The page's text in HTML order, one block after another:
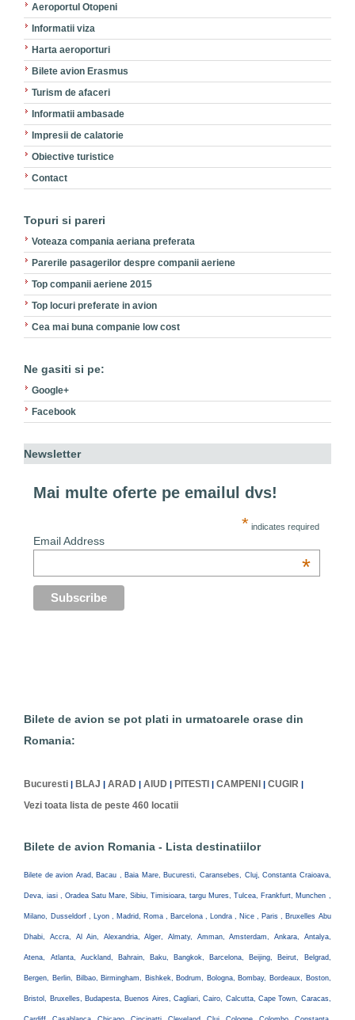
Aeroportul Otopeni
Informatii viza
Harta aeroporturi
Bilete avion Erasmus
Turism de afaceri
Informatii ambasade
Impresii de calatorie
Obiective turistice
Contact
Topuri si pareri
Voteaza compania aeriana preferata
Parerile pasagerilor despre companii aeriene
Top companii aeriene 2015
Top locuri preferate in avion
Cea mai buna companie low cost
Ne gasiti si pe:
Google+
Facebook
Newsletter
Mai multe oferte pe emailul dvs!
* indicates required
Email Address
*
Bilete de avion se pot plati in urmatoarele orase din
Romania:
Bucuresti | BLAJ |ARAD |AIUD | PITESTI |CAMPENI |CUGIR |
Vezi toata lista de peste 460 locatii
Bilete de avion Romania - Lista destinatiilor
Bilete de avion Arad, Bacau , Baia Mare, Bucuresti, Caransebes, Cluj, Constanta Craioava,
Deva, iasi , Oradea Satu Mare, Sibiu, Timisioara, targu Mures, Tulcea, Frankfurt, Munchen ,
Milano, Dusseldorf , Lyon , Madrid, Roma , Barcelona , Londra , Nice , Paris , Bruxelles Abu
Dhabi, Accra, Al Ain, Alexandria, Alger, Almaty, Amman, Amsterdam, Ankara, Antalya,
Atena, Atlanta, Auckland, Bahrain, Baku, Bangkok, Barcelona, Beijing, Beirut, Belgrad,
Bergen, Berlin, Bilbao, Birmingham, Bishkek, Bodrum, Bologna, Bombay, Bordeaux, Boston,
Bristol, Bruxelles, Budapesta, Buenos Aires, Cagliari, Cairo, Calcutta, Cape Town, Caracas,